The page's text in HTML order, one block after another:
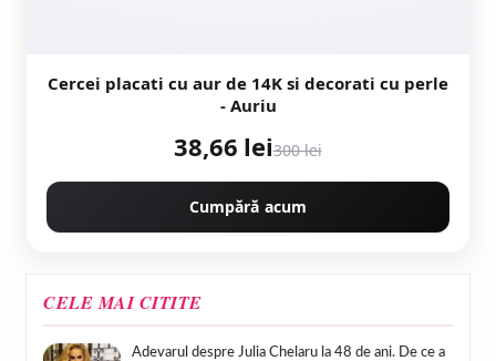
Cercei placati cu aur de 14K si decorati cu perle
- Auriu
38,66 lei300 lei
Cumpără acum
CELE MAI CITITE
Adevarul despre Julia Chelaru la 48 de ani. De ce a